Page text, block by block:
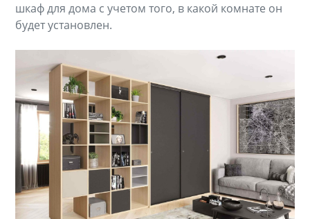
шкаф для дома с учетом того, в какой комнате он
будет установлен.